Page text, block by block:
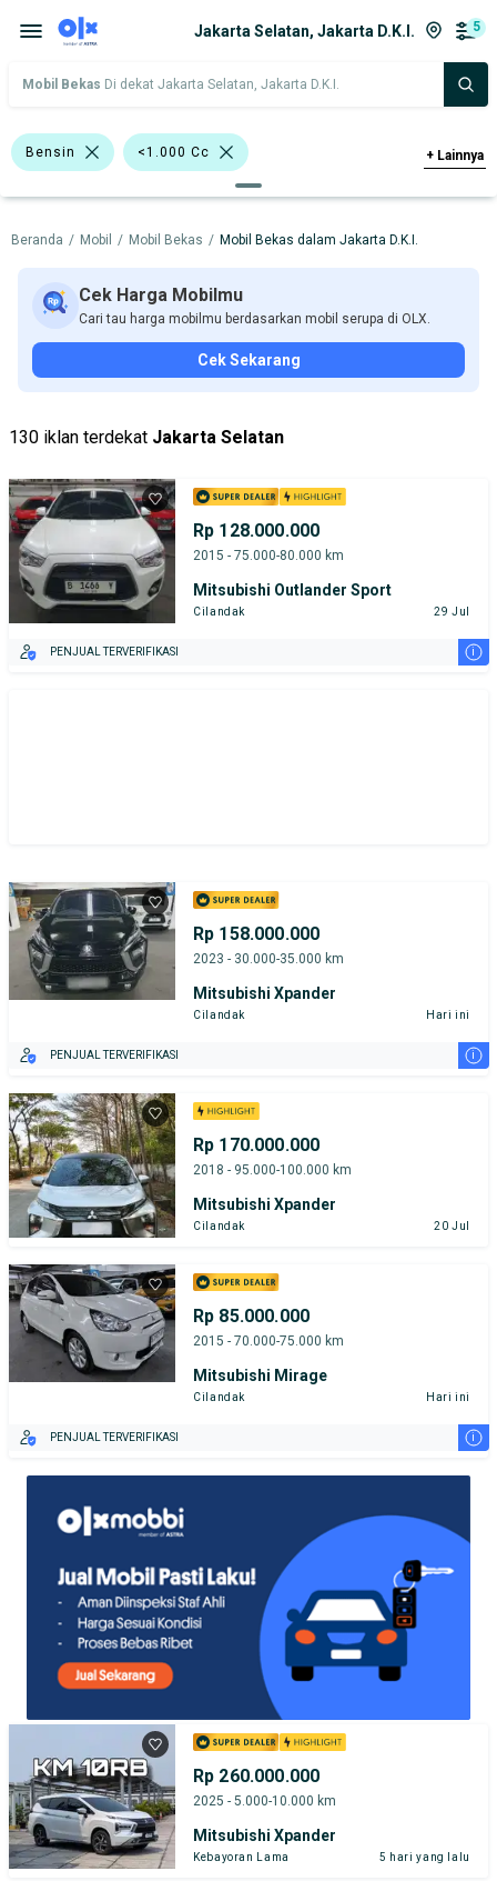
Jakarta Selatan, Jakarta D.K.I. 5
Mobil Bekas Di dekat Jakarta Selatan, Jakarta D.K.I.
Bensin <1.000 Cc
>1.000 - 1.500 Cc >1.500 - 2.000 Cc
Bursa Mobil WTC Mangga Dua
Bursa Blok M Mall
Daihatsu Mitsubishi
Harga Merek Dan Model
Tipe Bodi Tipe Membership
+ Lainnya
Beranda / Mobil / Mobil Bekas / Mobil Bekas dalam Jakarta D.K.I.
Cek Harga Mobilmu
Cari tau harga mobilmu berdasarkan mobil serupa di OLX.
Cek Sekarang
130 iklan terdekat Jakarta Selatan
Rp 128.000.000
2015 - 75.000-80.000 km
Mitsubishi Outlander Sport
Cilandak 29 Jul
PENJUAL TERVERIFIKASI i
Rp 158.000.000
2023 - 30.000-35.000 km
Mitsubishi Xpander
Cilandak Hari ini
PENJUAL TERVERIFIKASI i
Rp 170.000.000
2018 - 95.000-100.000 km
Mitsubishi Xpander
Cilandak 20 Jul
Rp 85.000.000
2015 - 70.000-75.000 km
Mitsubishi Mirage
Cilandak Hari ini
PENJUAL TERVERIFIKASI i
Rp 260.000.000
2025 - 5.000-10.000 km
Mitsubishi Xpander
Kebayoran Lama 5 hari yang lalu